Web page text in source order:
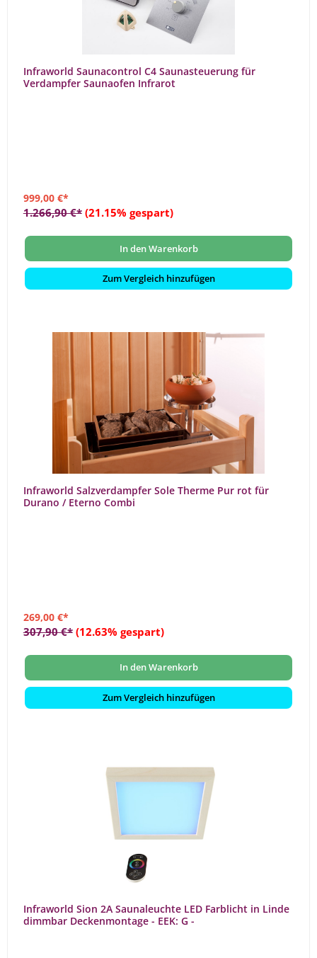
Infraworld Saunacontrol C4 Saunasteuerung für
Verdampfer Saunaofen Infrarot
999,00 €*
1.266,90 €* (21.15% gespart)
In den Warenkorb
Zum Vergleich hinzufügen
Infraworld Salzverdampfer Sole Therme Pur rot für
Durano / Eterno Combi
269,00 €*
307,90 €* (12.63% gespart)
In den Warenkorb
Zum Vergleich hinzufügen
Infraworld Sion 2A Saunaleuchte LED Farblicht in Linde
dimmbar Deckenmontage - EEK: G -